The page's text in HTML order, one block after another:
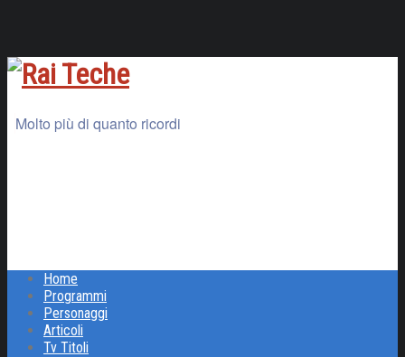
Molto più di quanto ricordi
Home
Programmi
Personaggi
Articoli
Tv Titoli